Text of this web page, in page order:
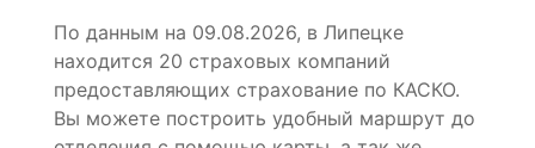
По данным на 09.08.2026, в Липецке
находится 20 страховых компаний
предоставляющих страхование по КАСКО.
Вы можете построить удобный маршрут до